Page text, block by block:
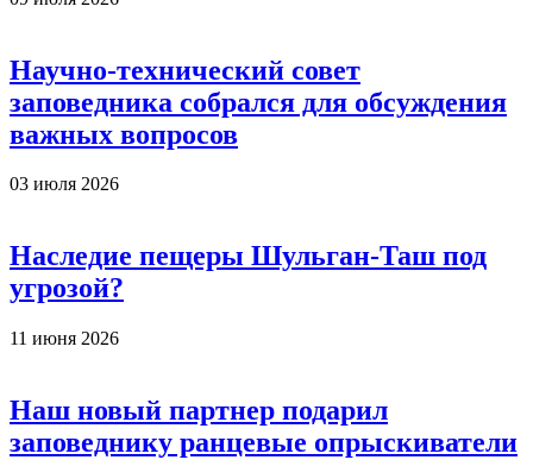
Научно-технический совет
заповедника собрался для обсуждения
важных вопросов
03 июля 2026
Наследие пещеры Шульган-Таш под
угрозой?
11 июня 2026
Наш новый партнер подарил
заповеднику ранцевые опрыскиватели